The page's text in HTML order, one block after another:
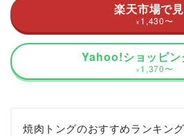
楽天市場で
¥ 1,430〜
Yahoo!ショッピン
¥ 1,370〜
焼肉トングのおすすめランキン